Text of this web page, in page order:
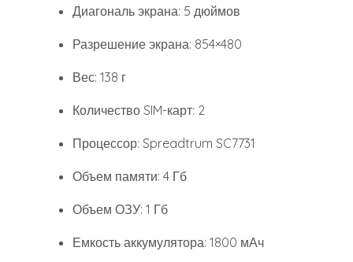
Диагональ экрана: 5 дюймов
Разрешение экрана: 854×480
Вес: 138 г
Количество SIM-карт: 2
Процессор: Spreadtrum SC7731
Объем памяти: 4 Гб
Объем ОЗУ: 1 Гб
Емкость аккумулятора: 1800 мАч